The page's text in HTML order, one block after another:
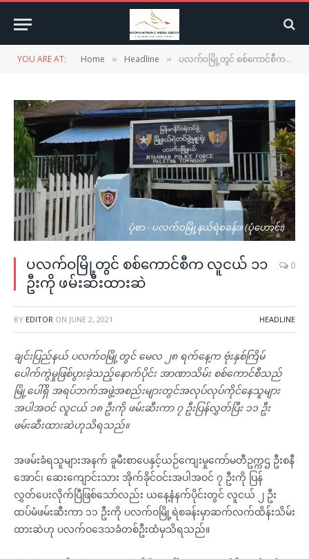
YOU ARE AT: Home » Headline » ပလက်ဝမြို့တွင် စစ်ကောင်စီက လူငယ် ၁၁ ဦးကို ဖမ်းဆီးထားဆဲ
ပုံစာ - ပလက်ဝမြို့နယ်ရဲစခန်း။ (ပုံဟောင်း)
ပလက်ဝမြို့တွင် စစ်ကောင်စီက လူငယ် ၁၁
ဦးကို ဖမ်းဆီးထားဆဲ
0
BY EDITOR ON JUNE 2, 2021 HEADLINE
ချင်းပြည်နယ် ပလက်ဝမြို့တွင် မေလ ၂၈ ရက်နေ့က ဗုံးနှစ်ကြိမ်
ပေါက်ကွဲမှုဖြစ်ပွားခဲ့သည့်နောက်ပိုင်း အာဏာသိမ်း စစ်ကောင်စီသည်
မြို့ပေါ်ရှိ အရပ်ဘက်အဖွဲ့အစည်းများတွင်အလုပ်လုပ်ကိုင်နေသူများ
အပါအဝင် လူငယ် ၁၈ ဦးကို ဖမ်းဆီးကာ ၇ ဦးပြန်လွှတ်ပြီး ၁၁ ဦး
ဖမ်းဆီးထားဆဲဟုသိရသည်။
အဖမ်းခံရသူများအနက် ခူမီးစာပေနှင့်ယဉ်ကျေးမှုကော်မတီဥက္ကဌ ဦးစနီ
အောင်၊ ဆေးကျောင်းသား အိုက်ခိုင်ဝင်းအပါအဝင် ၇ ဦးကို ပြန်
လွှတ်ပေးလိုက်ပြီဖြစ်သော်လည်း ယနေ့နံနက်ပိုင်းတွင် လူငယ် ၂ ဦး
ထပ်မံဖမ်းဆီးကာ ၁၁ ဦးကို ပလက်ဝမြို့ရဲစခန်းမှာဆက်လက်ထိန်းသိမ်း
ထားဆဲဟု ပလက်ဝဒေသခံတစ်ဦးထံမှသိရသည်။